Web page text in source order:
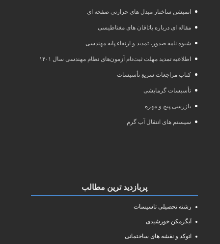
انمیشن ساختار مبدل های حرارتی صفحه ای
مقاله ای درباره یاتاقان های مغناطیسی
شیوه نامه صدور، تمدید و ارتقاء پایه مهندسی
اطلاعیه تمدید مهلت ثبت‌نام آزمون‌های نظام مهندسی سال ۱۴۰۱
کتاب مراجعات سریع تأسیسات
تأسیسات گرمایشی
بازرسی پیچ و مهره
سیستم های انتقال آب گرم
پربازدید ترین مطالب
رشته تحصیلی تاسیسات
آبگرمکن خورشیدی
اتوکد و نقشه های ساختمانی